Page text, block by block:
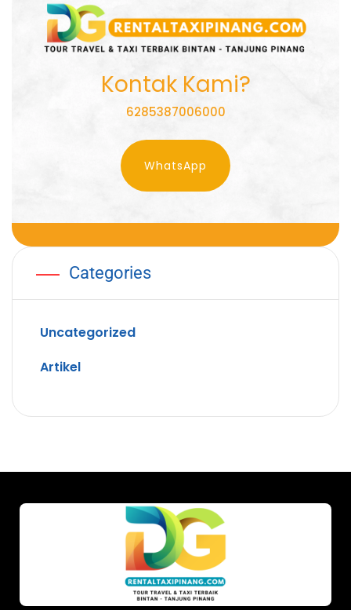
Kontak Kami?
6285387006000
WhatsApp
Categories
Uncategorized
Artikel